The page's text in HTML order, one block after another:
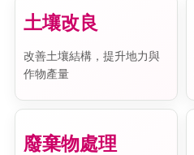
土壤改良
改善土壤結構，提升地力與
作物產量
廢棄物處理